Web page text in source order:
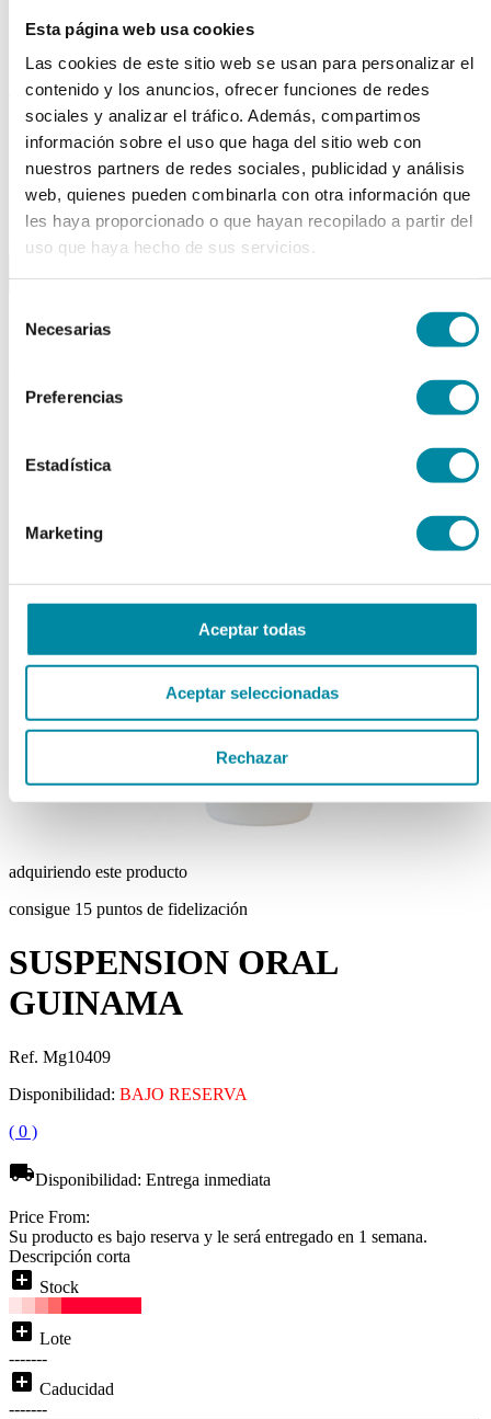
Esta página web usa cookies
Las cookies de este sitio web se usan para personalizar el
contenido y los anuncios, ofrecer funciones de redes
sociales y analizar el tráfico. Además, compartimos
información sobre el uso que haga del sitio web con
nuestros partners de redes sociales, publicidad y análisis
web, quienes pueden combinarla con otra información que
les haya proporcionado o que hayan recopilado a partir del
uso que haya hecho de sus servicios.
Necesarias
Preferencias
Estadística
Marketing
Aceptar todas
Aceptar seleccionadas
Rechazar
Envases unguator
material laboratorio
Material aparatos
Utillaje
Fungible
Reactivos
Reactivos Merck
outlet
menu shopping_cart search homelock
Inicio >>
arrow_backFicha de producto
adquiriendo este producto
consigue 15 puntos de fidelización
SUSPENSION ORAL
GUINAMA
Ref. Mg10409
Disponibilidad: BAJO RESERVA
( 0 )
local_shippingDisponibilidad: Entrega inmediata
Price From:
Su producto es bajo reserva y le será entregado en 1 semana.
Descripción corta
add_box Stock
add_box Lote
-------
add_box Caducidad
-------